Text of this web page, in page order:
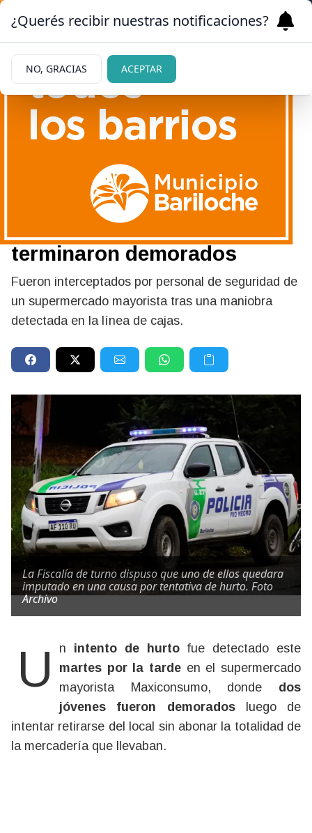
Dos jóvenes intentaron
llevarse una botella de
whisky sin pagar y
terminaron demorados
Fueron interceptados por personal de seguridad de
un supermercado mayorista tras una maniobra
detectada en la línea de cajas.
La Fiscalía de turno dispuso que uno de ellos quedara
imputado en una causa por tentativa de hurto. Foto
Archivo
Un intento de hurtofue detectado este
martes por la tarde en el supermercado
mayorista Maxiconsumo, donde dos
jóvenes fueron demoradosluego de
intentar retirarse del local sin abonar la totalidad de
la mercadería que llevaban.
¿Querés recibir nuestras notificaciones?
NO, GRACIAS ACEPTAR